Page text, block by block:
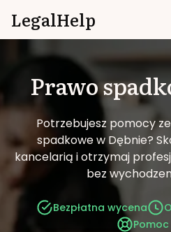
LegalHelp
Prawo
Potrzebujesz pomocy
spadkowe w Dębnie?
kancelarią i otrzymaj
bez
Bezpłatna wycena